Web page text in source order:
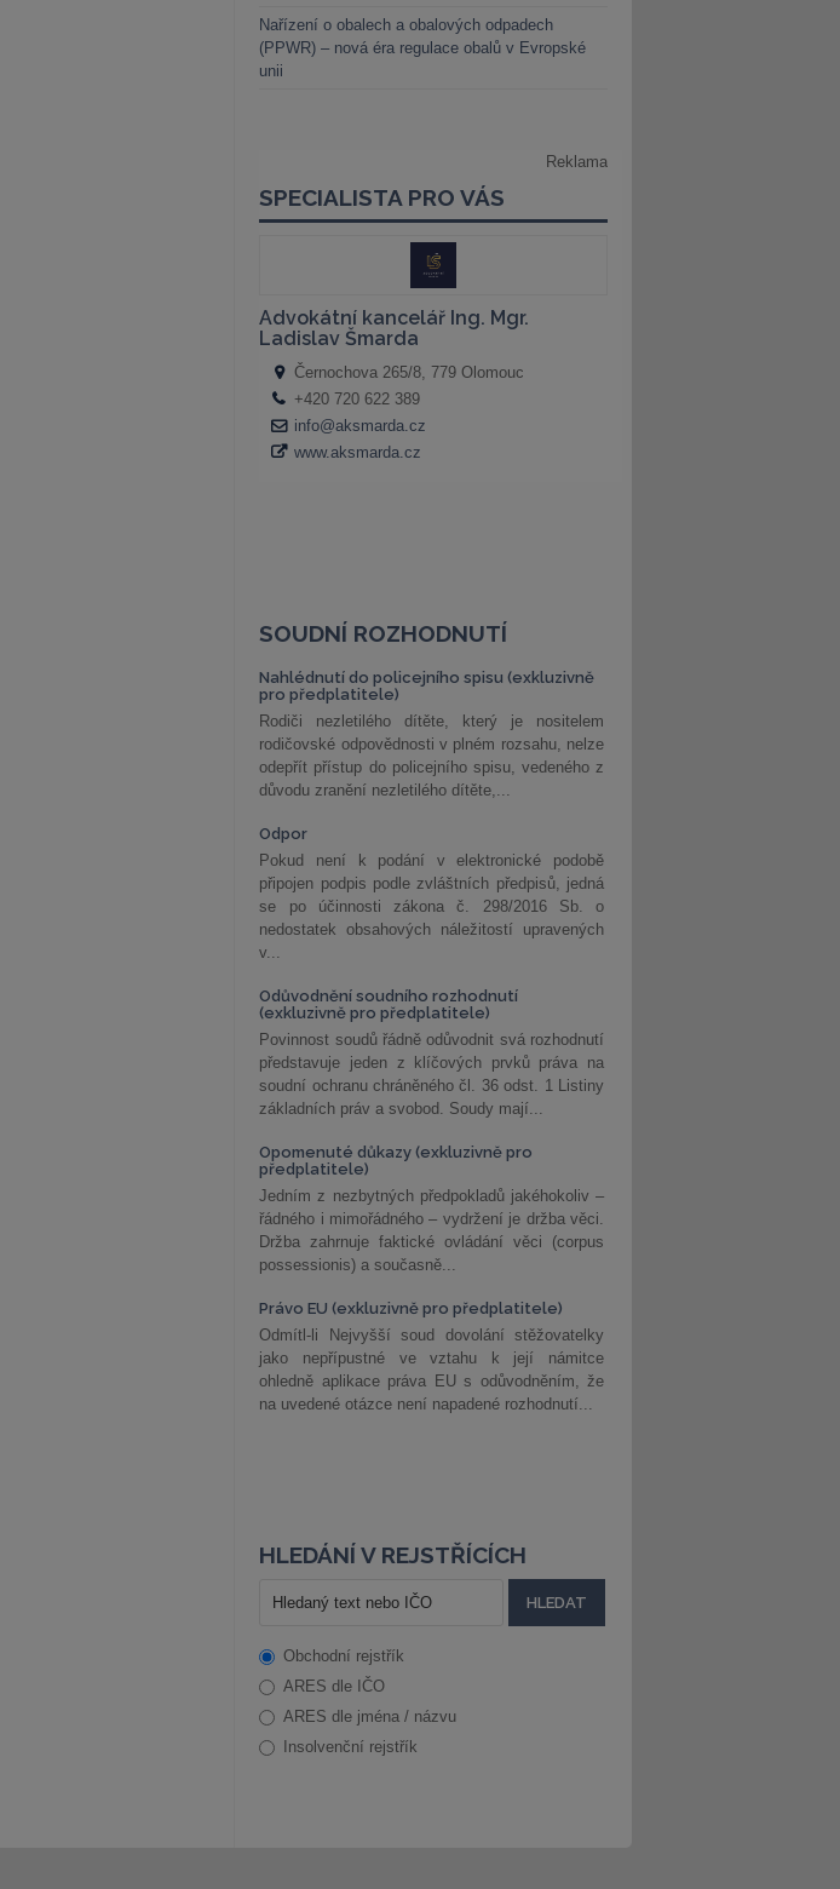
Nařízení o obalech a obalových odpadech
(PPWR) – nová éra regulace obalů v Evropské
unii
SOUDNÍ ROZHODNUTÍ
Nahlédnutí do policejního spisu (exkluzivně
pro předplatitele)
Rodiči nezletilého dítěte, který je nositelem
rodičovské odpovědnosti v plném rozsahu, nelze
odepřít přístup do policejního spisu, vedeného z
důvodu zranění nezletilého dítěte,...
Odpor
Pokud není k podání v elektronické podobě
připojen podpis podle zvláštních předpisů, jedná
se po účinnosti zákona č. 298/2016 Sb. o
nedostatek obsahových náležitostí upravených
v...
Odůvodnění soudního rozhodnutí
(exkluzivně pro předplatitele)
Povinnost soudů řádně odůvodnit svá rozhodnutí
představuje jeden z klíčových prvků práva na
soudní ochranu chráněného čl. 36 odst. 1 Listiny
základních práv a svobod. Soudy mají...
Opomenuté důkazy (exkluzivně pro
předplatitele)
Jedním z nezbytných předpokladů jakéhokoliv –
řádného i mimořádného – vydržení je držba věci.
Držba zahrnuje faktické ovládání věci (corpus
possessionis) a současně...
Právo EU (exkluzivně pro předplatitele)
Odmítl-li Nejvyšší soud dovolání stěžovatelky
jako nepřípustné ve vztahu k její námitce
ohledně aplikace práva EU s odůvodněním, že
na uvedené otázce není napadené rozhodnutí...
HLEDÁNÍ V REJSTŘÍCÍCH
Obchodní rejstřík
ARES dle IČO
ARES dle jména / názvu
Insolvenční rejstřík